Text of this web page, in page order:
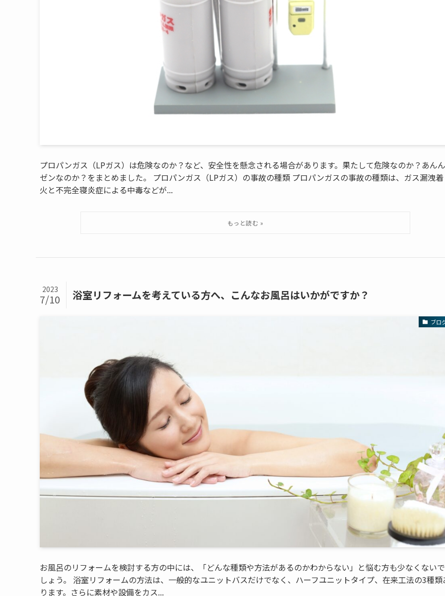
プロパンガス（LPガス）は危険なのか？など、安全性を懸念される場合があります。果たして危険なのか？あんん
ゼンなのか？をまとめました。 プロパンガス（LPガス）の事故の種類 プロパンガスの事故の種類は、ガス漏洩着
火と不完全寝炎症による中毒などが...
浴室リフォームを考えている方へ、こんなお風呂はいかがですか？
2023
7/10
ブロ
お風呂のリフォームを検討する方の中には、「どんな種類や方法があるのかわからない」と悩む方も少なくないで
しょう。 浴室リフォームの方法は、一般的なユニットバスだけでなく、ハーフユニットタイプ、在来工法の3種類
ります。さらに素材や設備をカス...